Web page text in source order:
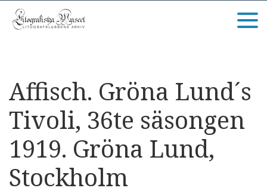
Affisch. Gröna Lund´s
Tivoli, 36te säsongen
1919. Gröna Lund,
Stockholm